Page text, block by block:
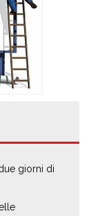
giorni di